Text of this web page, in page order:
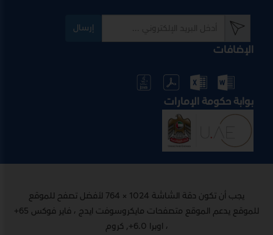
إرسال
الإضافات
بوابة حكومة الإمارات
يجب أن تكون دقة الشاشة 1024 × 764 لأفضل تصفح للموقع
للموقع يدعم الموقع متصفحات مايكروسوفت ايدج ، فاير فوكس 65+
، اوبرا 6.0+, كروم